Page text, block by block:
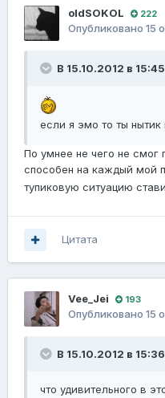
oldSOKОL 222
Опубликовано 15
В 15.10.2012 в
если я эмо то ты
По умнее не чего не смог
способен на каждый мой
тупиковую ситуацию
Цитата
Vee_Jei 193
Опубликовано 15
В 15.10.2012 в
что удивительного в